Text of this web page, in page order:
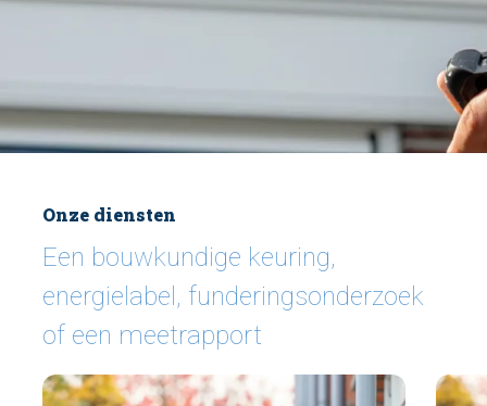
Onze diensten
Een bouwkundige keuring,
energielabel, funderingsonderzoek
of een meetrapport